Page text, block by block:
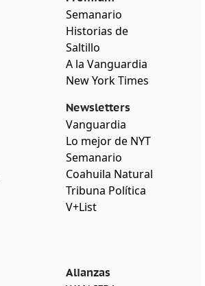
Semanario
Historias de
Saltillo
A la Vanguardia
New York Times
Newsletters
Vanguardia
Lo mejor de NYT
Semanario
Coahuila Natural
Tribuna Política
V+List
Alianzas